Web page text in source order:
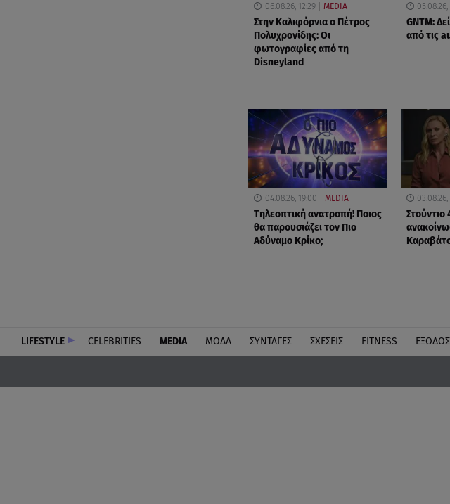
06.08.26, 12:29 MEDIA
Στην Καλιφόρνια ο Πέτρος
Πολυχρονίδης: Οι
φωτογραφίες από τη
Disneyland
05.08.26,
GNTM:
από τις
04.08.26, 19:00 MEDIA
Τηλεοπτική ανατροπή! Ποιος
θα παρουσιάζει τον Πιο
Αδύναμο Κρίκο;
03.08.26,
Στούντιο
LIFESTYLE CELEBRITIES MEDIA ΜΟΔΑ ΣΥΝΤΑΓΕΣ ΣΧΕΣΕΙΣ FITNESS ΕΞΟΔΟΣ